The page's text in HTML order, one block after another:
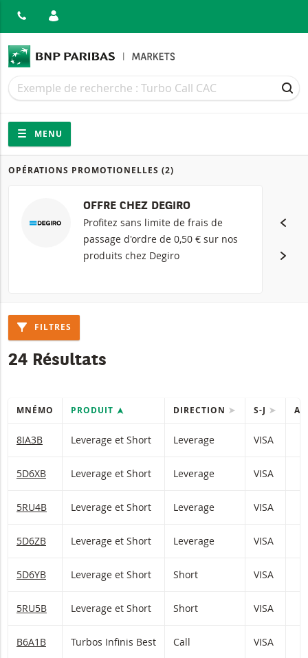
Recherche
Recherche
Navigation
Navigation sur le site
MENU
Produits
OPÉRATIONS PROMOTIONELLES (2)
OFFRE CHEZ DEGIRO
Profitez sans limite de frais de
passage d'ordre de 0,50 € sur nos
produits chez Degiro
FILTRES
24 Résultats
MNÉMO PRODUIT DIRECTION S-J
8IA3B Leverage et Short Leverage VISA
5D6XB Leverage et Short Leverage VISA
5RU4B Leverage et Short Leverage VISA
5D6ZB Leverage et Short Leverage VISA
5D6YB Leverage et Short Short VISA
5RU5B Leverage et Short Short VISA
B6A1B Turbos Infinis Best Call VISA